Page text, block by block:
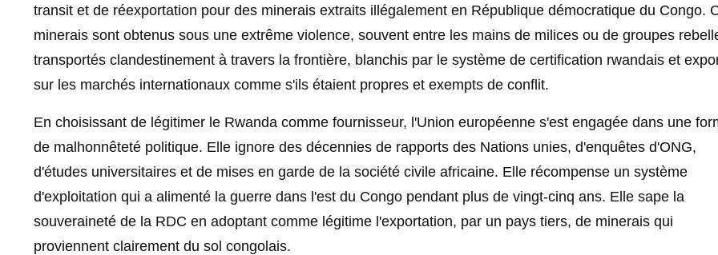
transit et de réexportation pour des minerais extraits illégalement en République démocratique du Congo.
minerais sont obtenus sous une extrême violence, souvent entre les mains de milices ou de groupes
transportés clandestinement à travers la frontière, blanchis par le système de certification rwandais et
sur les marchés internationaux comme s'ils étaient propres et exempts de conflit.
En choisissant de légitimer le Rwanda comme fournisseur, l'Union européenne s'est engagée dans une
de malhonnêteté politique. Elle ignore des décennies de rapports des Nations unies, d'enquêtes d'ONG,
d'études universitaires et de mises en garde de la société civile africaine. Elle récompense un système
d'exploitation qui a alimenté la guerre dans l'est du Congo pendant plus de vingt-cinq ans. Elle sape la
souveraineté de la RDC en adoptant comme légitime l'exportation, par un pays tiers, de minerais qui
proviennent clairement du sol congolais.